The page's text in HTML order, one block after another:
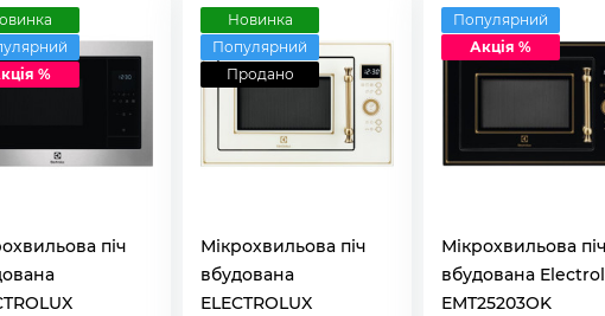
%
піч
Новинка
Популярний
Продано
Мікрохвильова піч
вбудована
ELECTROLUX
Популярний
Акція %
Мікрохвильова піч
вбудована
EMT25203OK